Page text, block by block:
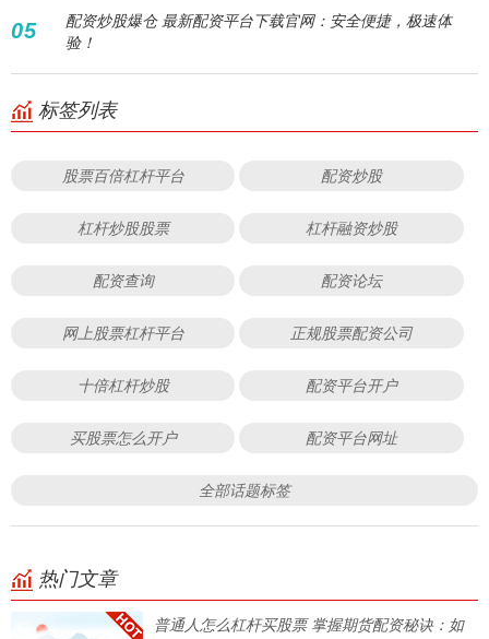
05
配资炒股爆仓 最新配资平台下载官网：安全便捷，极速体
验！
标签列表
股票百倍杠杆平台 配资炒股
杠杆炒股股票 杠杆融资炒股
配资查询 配资论坛
网上股票杠杆平台 正规股票配资公司
十倍杠杆炒股 配资平台开户
买股票怎么开户 配资平台网址
全部话题标签
热门文章
普通人怎么杠杆买股票 掌握期货配资秘诀：如